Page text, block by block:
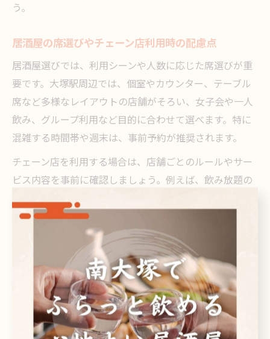
う。
居酒屋の席選びやチェーン店利用時の配慮点
居酒屋選びでは、利用シーンや人数に応じた席選びが重
要です。大塚駅周辺では、個室やカウンター、テーブル
席など多様なレイアウトの店舗がそろい、女子会や一人
飲み、グループ利用など目的に合わせて選べます。特に
混雑する時間帯や週末は、事前予約が推奨されます。
チェーン店を利用する場合は、店舗ごとのルールやサー
ビス内容を事前に確認しましょう。例えば、飲み放題の
有無やラストオーダーの時間、ファミレス飲みの場合は
アルコール提供時間や駐車場の有無なども重要なポイン
トです。また、周囲の利用客に配慮し、大声での会話や
長時間の滞在を避けることも大切です。
口コミでは「駅近でアクセスが良い」「チェーン店は入
りやすく安心」といった声が多く、初めての方や少人数
での利用にも適しています。自分のスタイルや目的に合
わせて最適な店舗を選び、快適な居酒屋体験を楽しんで